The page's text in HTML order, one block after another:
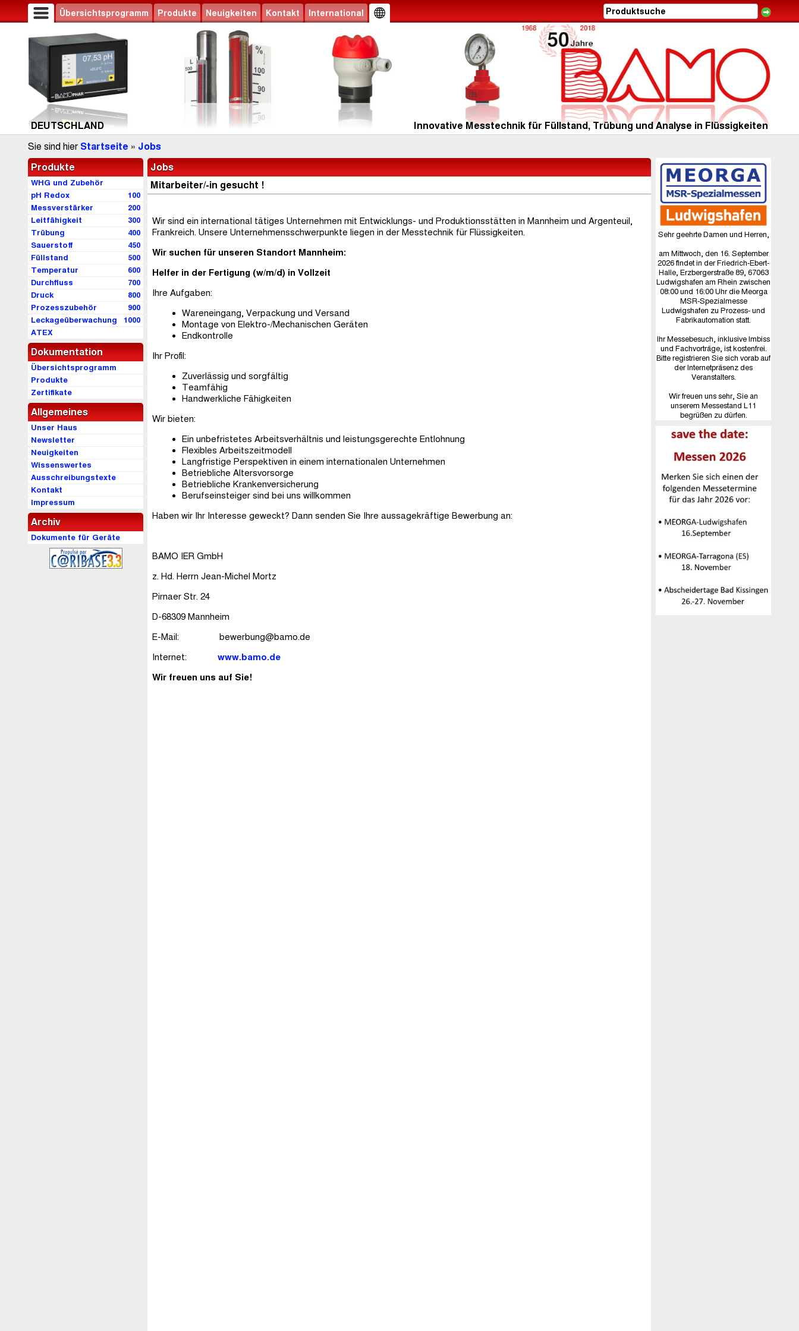
Übersichtsprogramm Produkte Neuigkeiten Kontakt International
DEUTSCHLAND Innovative Messtechnik für Füllstand, Trübung und Analyse in Flüssigkeiten
Sie sind hier Startseite » Jobs
Produkte
WHG und Zubehör
100
pH Redox
200
Messverstärker
300
Leitfähigkeit
400
Trübung
450
Sauerstoff
500
Füllstand
600
Temperatur
700
Durchfluss
800
Druck
900
Prozesszubehör
1000
Leckageüberwachung
ATEX
Dokumentation
Übersichtsprogramm
Produkte
Zertifikate
Allgemeines
Unser Haus
Newsletter
Neuigkeiten
Wissenswertes
Ausschreibungstexte
Kontakt
Impressum
Archiv
Dokumente für Geräte
Sehr geehrte Damen und Herren,
am Mittwoch, den 16. September
2026 findet in der Friedrich-Ebert-
Halle, Erzbergerstraße 89, 67063
Ludwigshafen am Rhein zwischen
08:00 und 16:00 Uhr die Meorga
MSR-Spezialmesse
Ludwigshafen zu Prozess- und
Fabrikautomation statt.
Ihr Messebesuch, inklusive Imbiss
und Fachvorträge, ist kostenfrei.
Bitte registrieren Sie sich vorab auf
der Internetpräsenz des
Veranstalters.
Wir freuen uns sehr, Sie an
unserem Messestand L11
begrüßen zu dürfen.
Jobs
Mitarbeiter/-in gesucht !
Wir sind ein international tätiges Unternehmen mit Entwicklungs- und Produktionsstätten in Mannheim und Argenteuil,
Frankreich. Unsere Unternehmensschwerpunkte liegen in der Messtechnik für Flüssigkeiten.
Wir suchen für unseren Standort Mannheim:
Helfer in der Fertigung (w/m/d) in Vollzeit
Ihre Aufgaben:
Wareneingang, Verpackung und Versand
Montage von Elektro-/Mechanischen Geräten
Endkontrolle
Ihr Profil:
Zuverlässig und sorgfältig
Teamfähig
Handwerkliche Fähigkeiten
Wir bieten:
Ein unbefristetes Arbeitsverhältnis und leistungsgerechte Entlohnung
Flexibles Arbeitszeitmodell
Langfristige Perspektiven in einem internationalen Unternehmen
Betriebliche Altersvorsorge
Betriebliche Krankenversicherung
Berufseinsteiger sind bei uns willkommen
Haben wir Ihr Interesse geweckt? Dann senden Sie Ihre aussagekräftige Bewerbung an:
BAMO IER GmbH
z. Hd. Herrn Jean-Michel Mortz
Pirnaer Str. 24
D-68309 Mannheim
E-Mail: bewerbung@bamo.de
Internet: www.bamo.de
Wir freuen uns auf Sie!